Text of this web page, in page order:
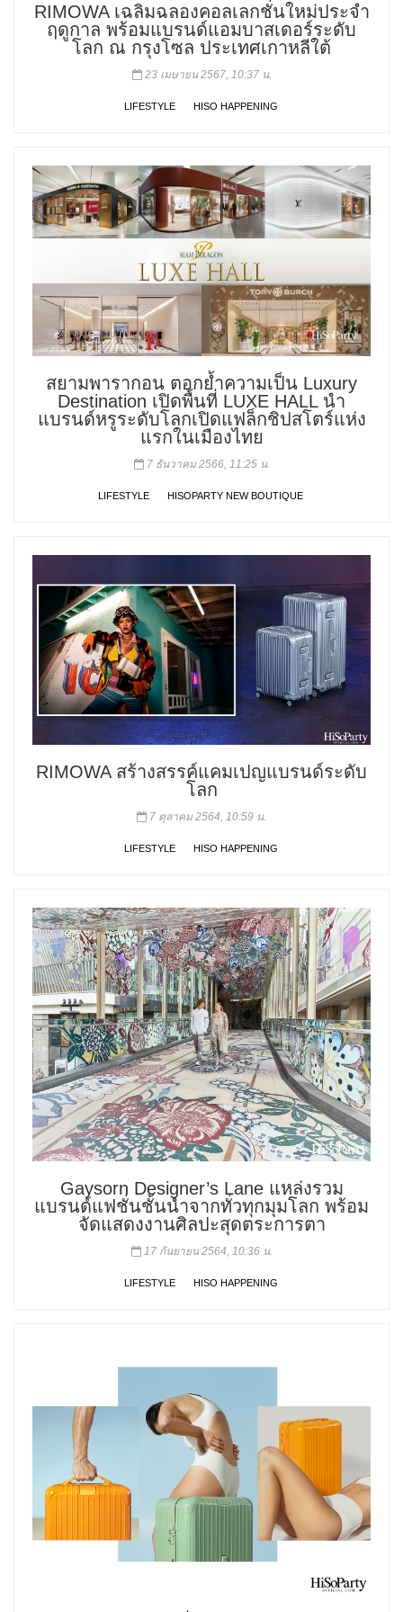
RIMOWA เฉลิมฉลองคอลเลกชั่นใหม่ประจำ
ฤดูกาล พร้อมแบรนด์แอมบาสเดอร์ระดับ
โลก ณ กรุงโซล ประเทศเกาหลีใต้
23 เมษายน 2567, 10:37 น.
LIFESTYLE HISO HAPPENING
สยามพารากอน ตอกย้ำความเป็น Luxury
Destination เปิดพื้นที่ LUXE HALL นำ
แบรนด์หรูระดับโลกเปิดแฟล็กชิปสโตร์แห่ง
แรกในเมืองไทย
7 ธันวาคม 2566, 11:25 น.
LIFESTYLE HISOPARTY NEW BOUTIQUE
RIMOWA สร้างสรรค์แคมเปญแบรนด์ระดับ
โลก
7 ตุลาคม 2564, 10:59 น.
LIFESTYLE HISO HAPPENING
Gaysorn Designer’s Lane แหล่งรวม
แบรนด์แฟชั่นชั้นนำจากทั่วทุกมุมโลก พร้อม
จัดแสดงงานศิลปะสุดตระการตา
17 กันยายน 2564, 10:36 น.
LIFESTYLE HISO HAPPENING